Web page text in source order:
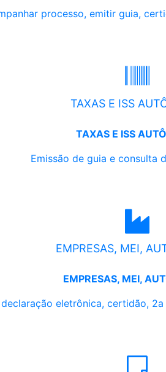
processo, emitir guia,
TAXAS E ISS
TAXAS E ISS
Emissão de guia e consulta
EMPRESAS, MEI,
EMPRESAS, MEI,
eletrônica, certidão,